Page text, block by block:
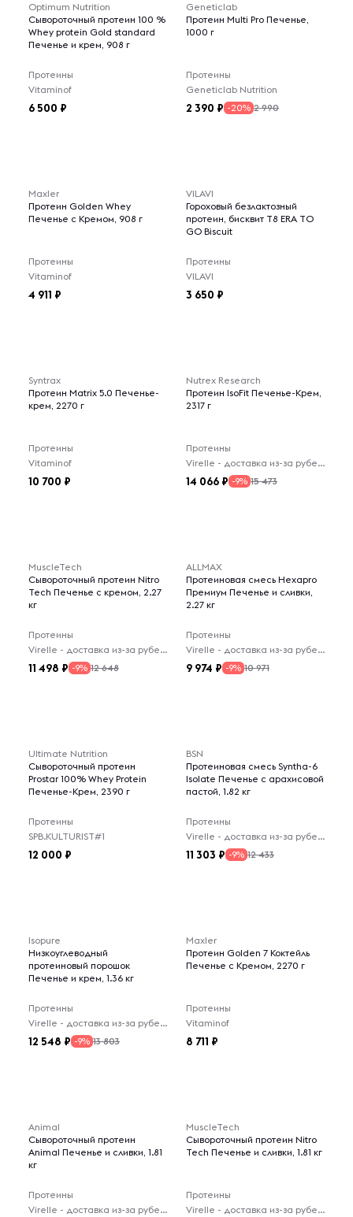
Optimum Nutrition
Сывороточный протеин 100 %
Whey protein Gold standard
Печенье и крем, 908 г
Протеины
Vitaminof
6 500
Geneticlab
Протеин Multi Pro Печенье,
1000 г
Протеины
Geneticlab Nutrition
2 390 -20% 2 990
Maxler
Протеин Golden Whey
Печенье с Кремом, 908 г
Протеины
Vitaminof
4 911
VILAVI
Гороховый безлактозный
протеин, бисквит T8 ERA TO
GO Biscuit
Протеины
VILAVI
3 650
Syntrax
Протеин Matrix 5.0 Печенье-
крем, 2270 г
Протеины
Vitaminof
10 700
Nutrex Research
Протеин IsoFit Печенье-Крем,
2317 г
Протеины
Virelle - доставка из-за рубежа
14 066 -9% 15 473
MuscleTech
Сывороточный протеин Nitro
Tech Печенье с кремом, 2.27
кг
Протеины
Virelle - доставка из-за рубежа
11 498 -9% 12 648
ALLMAX
Протеиновая смесь Hexapro
Премиум Печенье и сливки,
2.27 кг
Протеины
Virelle - доставка из-за рубежа
9 974 -9% 10 971
Ultimate Nutrition
Сывороточный протеин
Prostar 100% Whey Protein
Печенье-Крем, 2390 г
Протеины
SPB.KULTURIST#1
12 000
BSN
Протеиновая смесь Syntha-6
Isolate Печенье с арахисовой
пастой, 1.82 кг
Протеины
Virelle - доставка из-за рубежа
11 303 -9% 12 433
Isopure
Низкоуглеводный
протеиновый порошок
Печенье и крем, 1.36 кг
Протеины
Virelle - доставка из-за рубежа
12 548 -9% 13 803
Maxler
Протеин Golden 7 Коктейль
Печенье с Кремом, 2270 г
Протеины
Vitaminof
8 711
Animal
Сывороточный протеин
Animal Печенье и сливки, 1.81
кг
Протеины
Virelle - доставка из-за рубежа
MuscleTech
Сывороточный протеин Nitro
Tech Печенье и сливки, 1.81 кг
Протеины
Virelle - доставка из-за рубежа